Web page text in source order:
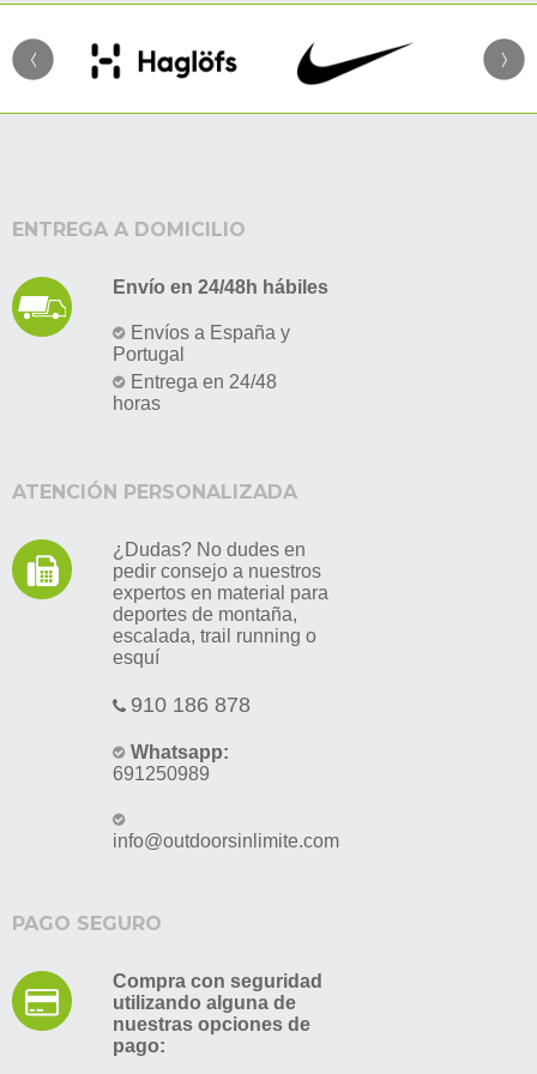
ENTREGA A DOMICILIO
Envío en 24/48h hábiles
Envíos a España y
Portugal
Entrega en 24/48
horas
ATENCIÓN PERSONALIZADA
¿Dudas? No dudes en
pedir consejo a nuestros
expertos en material para
deportes de montaña,
escalada, trail running o
esquí
910 186 878
Whatsapp:
691250989
info@outdoorsinlimite.com
PAGO SEGURO
Compra con seguridad
utilizando alguna de
nuestras opciones de
pago: